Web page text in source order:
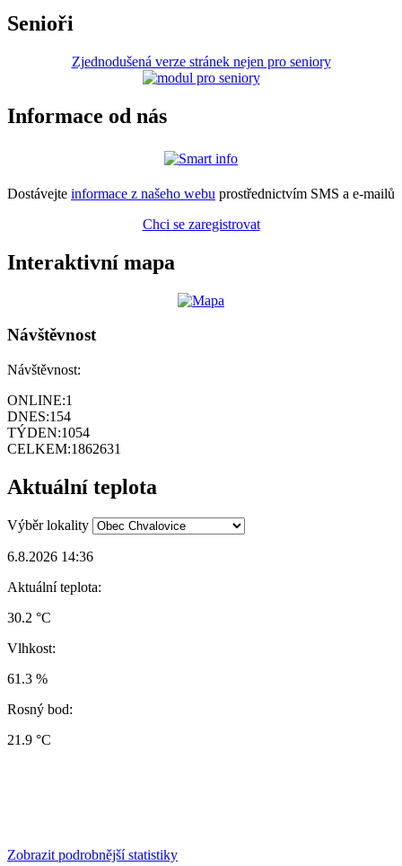
Senioři
Zjednodušená verze stránek nejen pro seniory
Informace od nás
Dostávejte informace z našeho webu prostřednictvím SMS a e-mailů
Chci se zaregistrovat
Interaktivní mapa
Návštěvnost
Návštěvnost:
ONLINE:1
DNES:154
TÝDEN:1054
CELKEM:1862631
Aktuální teplota
Výběr lokality
6.8.2026 14:36
Aktuální teplota:
30.2 °C
Vlhkost:
61.3 %
Rosný bod:
21.9 °C
Zobrazit podrobnější statistiky